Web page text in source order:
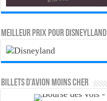
MEILLEUR PRIX POUR DISNEYLLAND
Billets d’avion moins cher